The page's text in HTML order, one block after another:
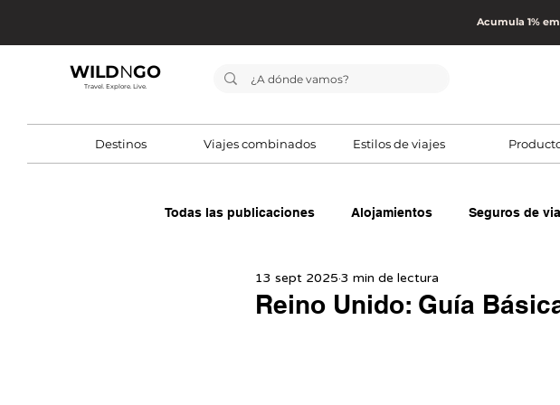
Acumula 1%
WILDNGO
Travel. Explore. Live.
Destinos Viajes combinados Estilos de viajes
Todas las publicaciones Alojamientos Seguros de
Guías de viaje
Reino Unido: Guía
13 sept 2025 3 min de lectura